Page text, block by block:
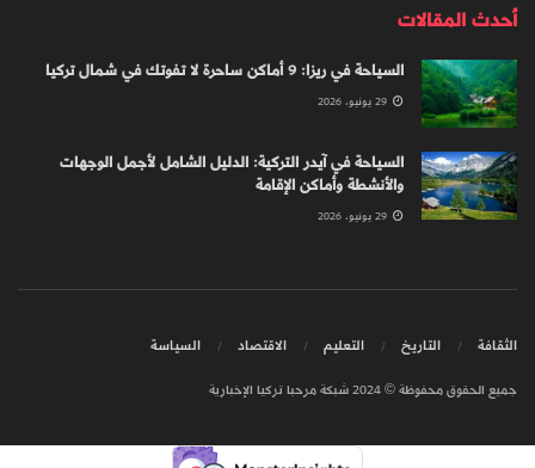
أحدث المقالات
السياحة في ريزا: 9 أماكن ساحرة لا تفوتك في شمال تركيا
السياحة في آيدر التركية: الدليل الشامل لأجمل الوجهات
والأنشطة وأماكن الإقامة
الثقافة التاريخ التعليم الاقتصاد السياسة
جميع الحقوق محفوظة © 2024 شبكة مرحبا تركيا الإخبارية